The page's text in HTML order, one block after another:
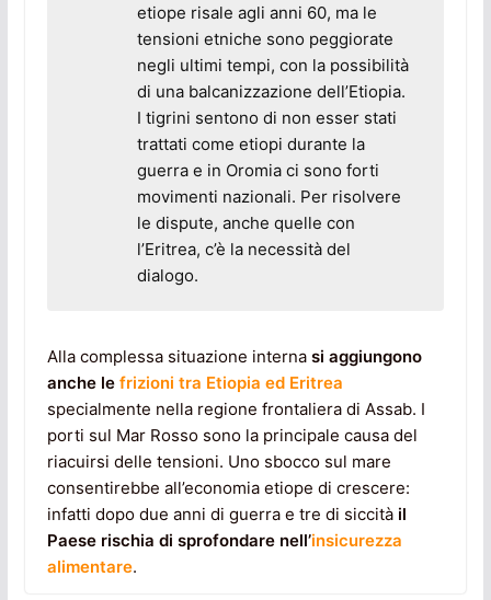
etiope risale agli anni 60, ma le
tensioni etniche sono peggiorate
negli ultimi tempi, con la possibilità
di una balcanizzazione dell’Etiopia.
I tigrini sentono di non esser stati
trattati come etiopi durante la
guerra e in Oromia ci sono forti
movimenti nazionali. Per risolvere
le dispute, anche quelle con
l’Eritrea, c’è la necessità del
dialogo.
Alla complessa situazione interna si aggiungono
anche le frizioni tra Etiopia ed Eritrea
specialmente nella regione frontaliera di Assab. I
porti sul Mar Rosso sono la principale causa del
riacuirsi delle tensioni. Uno sbocco sul mare
consentirebbe all’economia etiope di crescere:
infatti dopo due anni di guerra e tre di siccità il
Paese rischia di sprofondare nell’insicurezza
alimentare.